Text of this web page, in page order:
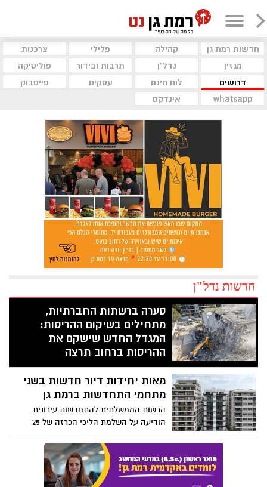
חדשות רמת גן קהילה פלילי
צרכנות
מגזין
נדל"ן תרבות ובידור
פוליטיקה
דרושים
לוח חינם עסקים
פייסבוק
whatsapp
אינדקס
חדשות נדל"ן
סערה ברשתות החברתיות,
מתחילים בשיקום ההריסות:
המגדל החדש שישקם את
ההריסות ברחוב תרצה
מגדל בן 35 קומות יחליף 5 בניינים עם 50
יח"ד; בסך הכל יכלול הפרויקט החדש 150
דירות ועוד מבנה ציבור בן 5 קומות
מאות יחידות דיור חדשות בשני
מתחמי התחדשות ברמת גן
הרשות הממשלתית להתחדשות עירונית
הודיעה על השלמת הליכי הכרזה של 25
מתחמי פינוי-בינוי חדשים ברחבי הארץ,
שניים מהם ברמת גן